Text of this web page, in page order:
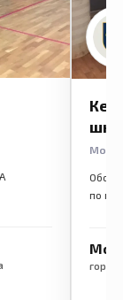
по
город